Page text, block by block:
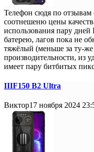
Телефон сюдя по
соотнешеню цены
использования пару
батерею, лагов пока не
тяжёлый (меньше за ту-
производительности, из
имеет пару битбитых
IIIF150 B2 Ultra
Виктор17 ноября 2024